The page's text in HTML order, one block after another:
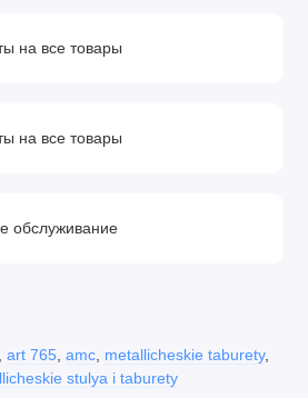
на все товары
на все товары
обслуживание
, art 765, amc, metallicheskie taburety,
stulya i taburety